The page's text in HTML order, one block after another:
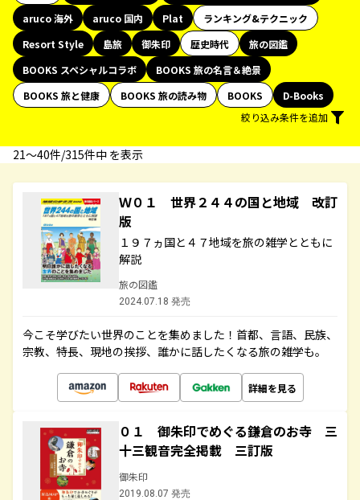
aruco 海外
aruco 国内 Plat
ランキング&テクニック
Resort Style
島旅 御朱印 歴史時代
旅の図鑑
BOOKS スペシャルコラボ
BOOKS 旅の名言＆絶景
BOOKS 旅と健康
BOOKS 旅の読み物 BOOKS
D-Books
絞り込み条件を追加
21〜40件/315件中 を表示
Ｗ０１ 世界２４４の国と地域 改訂
版
１９７ヵ国と４７地域を旅の雑学とともに
解説
旅の図鑑
2024.07.18 発売
今こそ学びたい世界のことを集めました！首都、言語、民族、
宗教、特長、現地の挨拶、誰かに話したくなる旅の雑学も。
詳細を見る
０１ 御朱印でめぐる鎌倉のお寺 三
十三観音完全掲載 三訂版
御朱印
2019.08.07 発売